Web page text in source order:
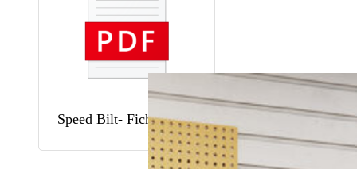
Speed Bilt- Ficha tenica